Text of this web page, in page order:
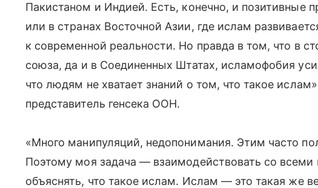
Пакистаном и Индией. Есть, конечно, и
или в странах Восточной Азии, где ислам
к современной реальности. Но правда в том, что в
союза, да и в Соединенных Штатах, исламофобия
что людям не хватает знаний о том, что такое
представитель генсека ООН.
«Много манипуляций, недопонимания. Этим часто
Поэтому моя задача — взаимодействовать со
объяснять, что такое ислам. Ислам — это такая же